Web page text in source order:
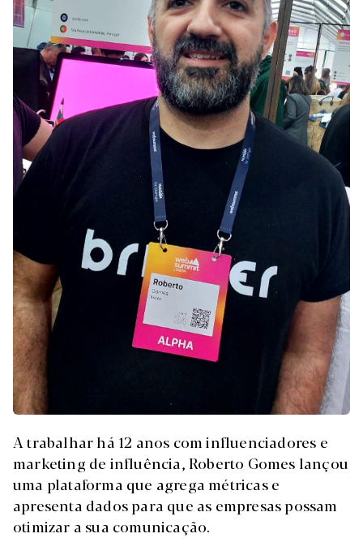
A trabalhar há 12 anos com influenciadores e
marketing de influência, Roberto Gomes lançou
uma plataforma que agrega métricas e
apresenta dados para que as empresas possam
otimizar a sua comunicação.